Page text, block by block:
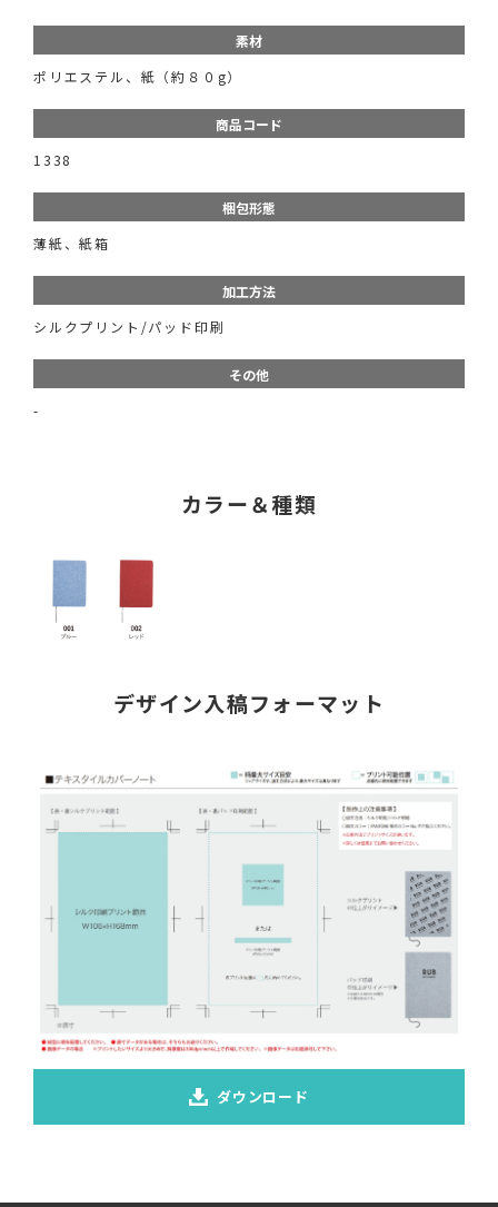
素材
ポリエステル、紙（約８０g）
商品コード
1338
梱包形態
薄紙、紙箱
加工方法
シルクプリント/パッド印刷
その他
-
カラー＆種類
デザイン入稿フォーマット
ダウンロード